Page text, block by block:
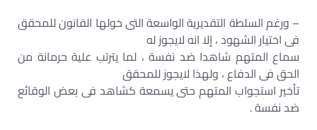
– ورغم السلطة التقديرية الواسعة التى خولها القانون للمحقق
فى اختيار الشهود ، إلا انه لايجوز له
سماع المتهم شاهدا ضد نفسة ، لما يترتب علية حرمانة من
الحق فى الدفاع ، ولهذا لايجوز للمحقق
تأخير استجواب المتهم حتى يسمعة كشاهد فى بعض الوقائع
ضد نفسة .